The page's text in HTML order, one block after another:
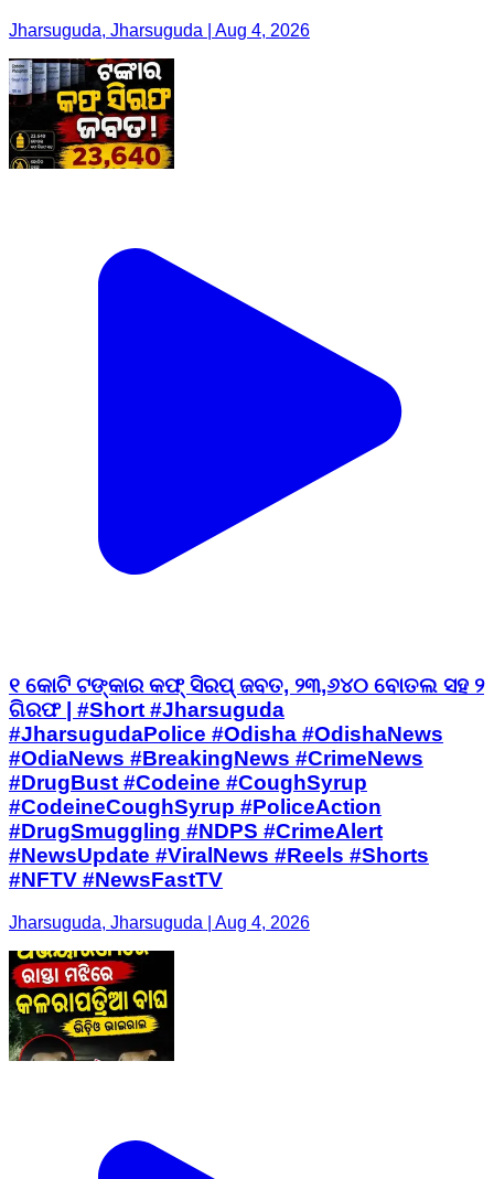
Jharsuguda, Jharsuguda | Aug 4, 2026
୧ କୋଟି ଟଙ୍କାର କଫ୍ ସିରପ୍ ଜବତ, ୨୩,୬୪୦ ବୋତଲ ସହ ୨
ଗିରଫ | #Short #Jharsuguda
#JharsugudaPolice #Odisha #OdishaNews
#OdiaNews #BreakingNews #CrimeNews
#DrugBust #Codeine #CoughSyrup
#CodeineCoughSyrup #PoliceAction
#DrugSmuggling #NDPS #CrimeAlert
#NewsUpdate #ViralNews #Reels #Shorts
#NFTV #NewsFastTV
Jharsuguda, Jharsuguda | Aug 4, 2026